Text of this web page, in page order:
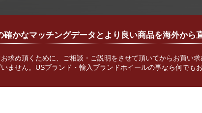
確かなマッチングデータとより良い商品を海外から
求め頂くために、ご相談・ご説明をさせて頂いてからお買い
ません。USブランド・輸入ブランドホイールの事なら何でも